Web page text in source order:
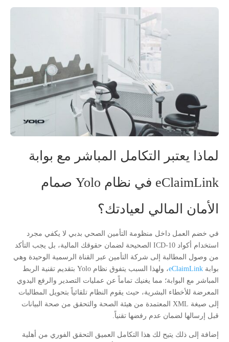
لماذا يعتبر التكامل المباشر مع بوابة
eClaimLink في نظام Yolo صمام
الأمان المالي لعيادتك؟
في خضم العمل داخل منظومة التأمين الصحي بدبي لا يكفي مجرد
استخدام أكواد ICD-10 الصحيحة لضمان حقوقك المالية، بل يجب التأكد
من وصول المطالبة إلى شركة التأمين عبر القناة الرسمية الوحيدة وهي
بوابة eClaimLink
، ولهذا السبب يتفوق نظام Yolo بتقديم تقنية الربط
المباشر مع البوابة؛ مما يغنيك تماماً عن عمليات التصدير والرفع اليدوي
المعرضة للأخطاء البشرية، حيث يقوم النظام تلقائياً بتحويل المطالبات
إلى صيغة XML المعتمدة من هيئة الصحة والتحقق من صحة البيانات
قبل إرسالها لضمان عدم رفضها تقنياً.
إضافة إلى ذلك يتيح لك هذا التكامل العميق التحقق الفوري من أهلية